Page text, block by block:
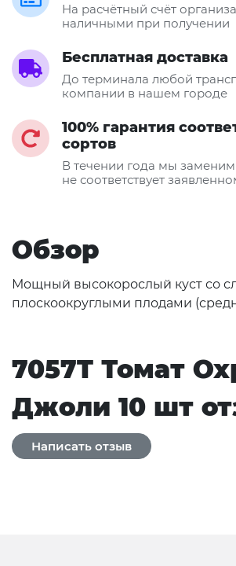
На расчётный счёт
наличными при получении
Бесплатная доставка
До терминала любой
компании в нашем городе
100% гарантия
сортов
В течении года мы заменим
не соответствует
Обзор
Мощный высокорослый куст со
плоскоокруглыми плодами
7057T Томат
Джоли 10 шт